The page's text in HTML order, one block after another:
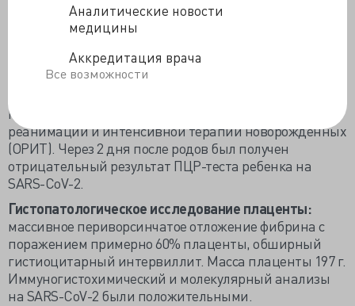
Аналитические новости
медицины
Аккредитация врача
Все возможности
кесарева сечения. Родилась девочка, масса тела 686 г,
оценка по шкале Апгар 3, 9 и 9 баллов через 1, 5 и 10
минут соответственно. Газы крови пуповины:
умеренная асфиксия с артериальным рН 7,02 и
Младенец был госпитализирован в отделение
реанимации и интенсивной терапии новорожденных
(ОРИТ). Через 2 дня после родов был получен
отрицательный результат ПЦР-теста ребенка на
SARS-CoV-2.
Гистопатологическое исследование плаценты:
массивное периворсинчатое отложение фибрина с
поражением примерно 60% плаценты, обширный
гистиоцитарный интервиллит. Масса плаценты 197 г.
Иммуногистохимический и молекулярный анализы
на SARS-CoV-2 были положительными.